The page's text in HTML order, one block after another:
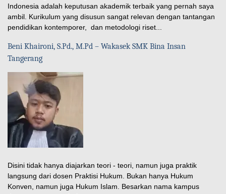
Indonesia adalah keputusan akademik terbaik yang pernah saya
ambil. Kurikulum yang disusun sangat relevan dengan tantangan
pendidikan kontemporer, dan metodologi riset...
Beni Khaironi, S.Pd., M.Pd – Wakasek SMK Bina Insan
Tangerang
Disini tidak hanya diajarkan teori - teori, namun juga praktik
langsung dari dosen Praktisi Hukum. Bukan hanya Hukum
Konven, namun juga Hukum Islam. Besarkan nama kampus